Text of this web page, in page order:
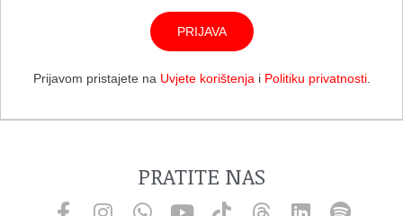
PRIJAVA
Prijavom pristajete na Uvjete korištenja i Politiku privatnosti.
PRATITE NAS